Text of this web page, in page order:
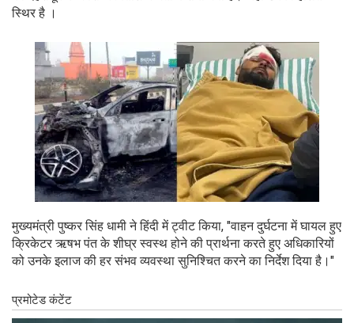
स्थिर है ।
मुख्यमंत्री पुष्कर सिंह धामी ने हिंदी में ट्वीट किया, "वाहन दुर्घटना में घायल हुए
क्रिकेटर ऋषभ पंत के शीघ्र स्वस्थ होने की प्रार्थना करते हुए अधिकारियों
को उनके इलाज की हर संभव व्यवस्था सुनिश्चित करने का निर्देश दिया है।"